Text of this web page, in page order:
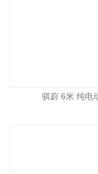
骐蔚 6米 纯电